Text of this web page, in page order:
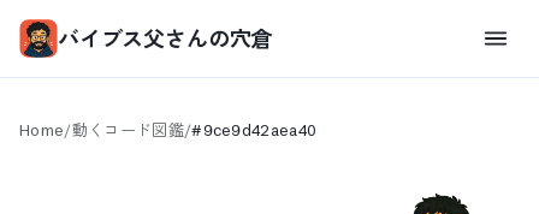
バイブス父さんの穴倉
Home/動くコード図鑑/#9ce9d42aea40